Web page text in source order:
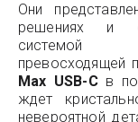
Они
решениях и
системой
превосходящей
Max USB-C в
ждет
невероятной